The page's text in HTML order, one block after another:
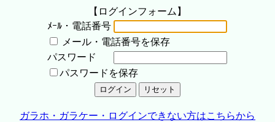
【ログインフォーム】
ﾒｰﾙ・電話番号
メール・電話番号を保存
パスワード
パスワードを保存
ガラホ・ガラケー・ログインできない方はこちらから